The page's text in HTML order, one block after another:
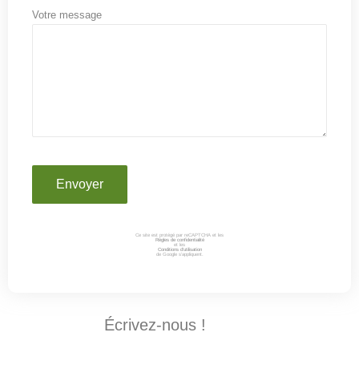
Votre message
Ce site est protégé par reCAPTCHA et les
Règles de confidentialité
et les
Conditions d’utilisation
de Google s’appliquent.
Écrivez-nous !